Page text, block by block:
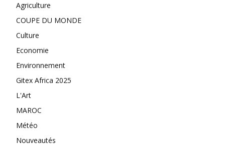
Agriculture
COUPE DU MONDE
Culture
Economie
Environnement
Gitex Africa 2025
L'Art
MAROC
Météo
Nouveautés